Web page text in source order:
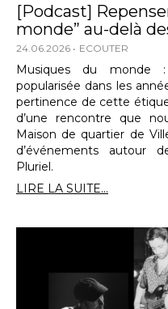
[Podcast]
monde” au-delà
24.06.2026 ECOUTER
Musiques du monde
popularisée dans les
pertinence de cette
d’une rencontre que
Maison de quartier de
d’événements autour
Pluriel.
LIRE LA SUITE...